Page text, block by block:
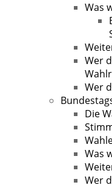
Was
Wer
Wer
Die
Was
Wer